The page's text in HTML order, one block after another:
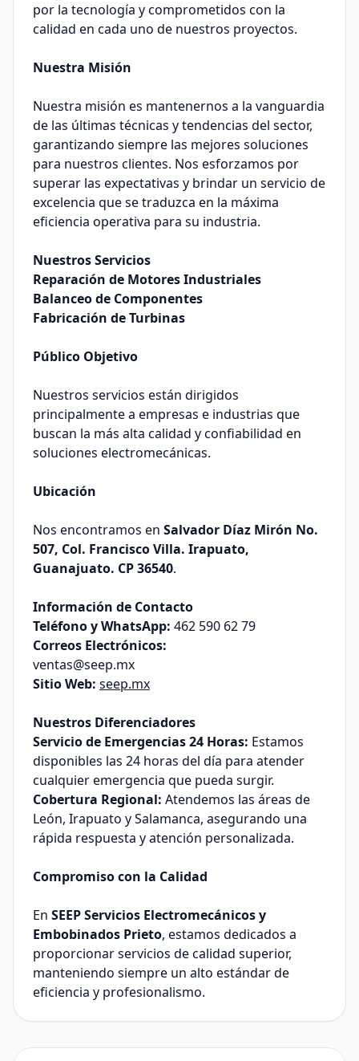
por la tecnología y comprometidos con la
calidad en cada uno de nuestros proyectos.
Nuestra Misión
Nuestra misión es mantenernos a la vanguardia
de las últimas técnicas y tendencias del sector,
garantizando siempre las mejores soluciones
para nuestros clientes. Nos esforzamos por
superar las expectativas y brindar un servicio de
excelencia que se traduzca en la máxima
eficiencia operativa para su industria.
Nuestros Servicios
Reparación de Motores Industriales
Balanceo de Componentes
Fabricación de Turbinas
Público Objetivo
Nuestros servicios están dirigidos
principalmente a empresas e industrias que
buscan la más alta calidad y confiabilidad en
soluciones electromecánicas.
Ubicación
Nos encontramos en Salvador Díaz Mirón No.
507, Col. Francisco Villa. Irapuato,
Guanajuato. CP 36540.
Información de Contacto
Teléfono y WhatsApp: 462 590 62 79
Correos Electrónicos:
ventas@seep.mx
Sitio Web: seep.mx
Nuestros Diferenciadores
Servicio de Emergencias 24 Horas: Estamos
disponibles las 24 horas del día para atender
cualquier emergencia que pueda surgir.
Cobertura Regional: Atendemos las áreas de
León, Irapuato y Salamanca, asegurando una
rápida respuesta y atención personalizada.
Compromiso con la Calidad
En SEEP Servicios Electromecánicos y
Embobinados Prieto, estamos dedicados a
proporcionar servicios de calidad superior,
manteniendo siempre un alto estándar de
eficiencia y profesionalismo.